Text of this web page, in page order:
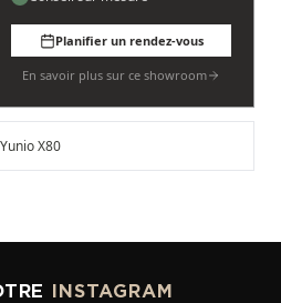
Planifier un rendez-vous
En savoir plus sur ce showroom
X80
INSTAGRAM